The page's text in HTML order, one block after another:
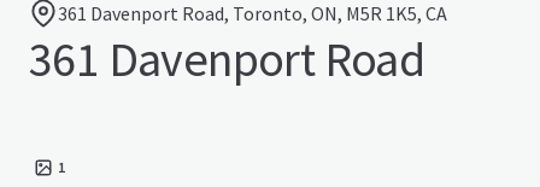
361 Davenport Road, Toronto, ON, M5R 1K5, CA
361 Davenport Road
1